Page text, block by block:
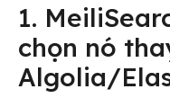
1.
chọn nó
Algolia/